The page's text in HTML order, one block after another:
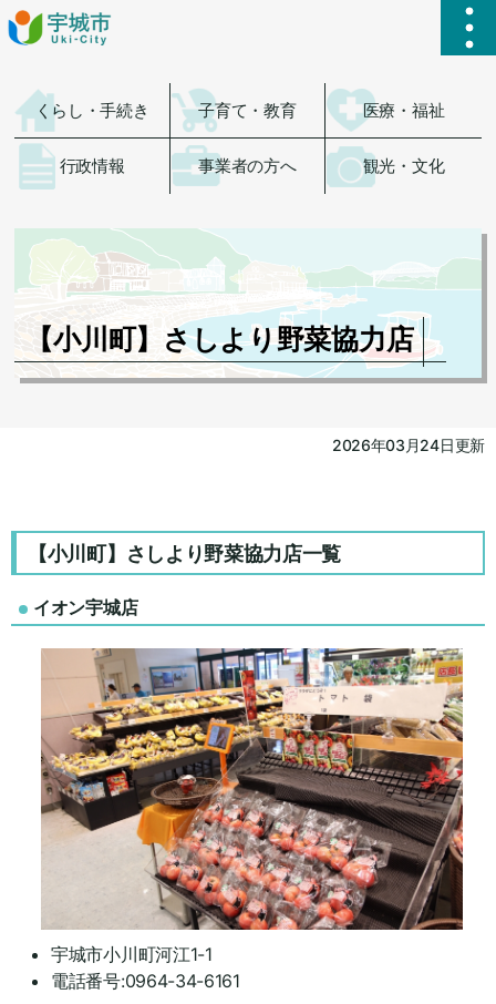
ハ
くらし・手続き 子育て・教育 医療・福祉
行政情報 事業者の方へ 観光・文化
【小川町】さしより野菜協力店
2026年03月24日更新
【小川町】さしより野菜協力店一覧
イオン宇城店
宇城市小川町河江1-1
電話番号:0964-34-6161